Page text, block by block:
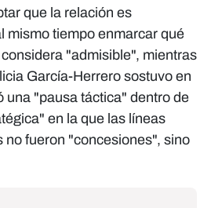
que la relación es
mismo tiempo enmarcar qué
"admisible", mientras
García-Herrero sostuvo en
una "pausa táctica" dentro de
en la que las líneas
no fueron "concesiones", sino